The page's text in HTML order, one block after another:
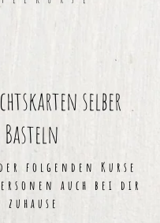
selber
Basteln
folgenden Kurse
auch bei dir
zuhause